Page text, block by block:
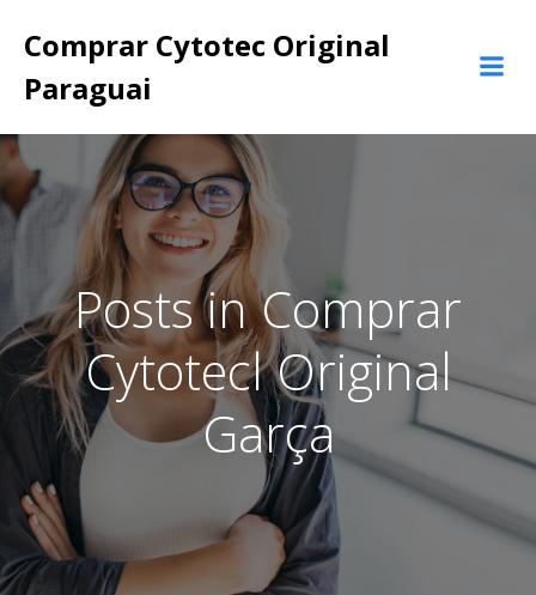
para
Comprar Cytotec Original
Paraguai
Posts in Comprar
Cytotecl Original
Garça